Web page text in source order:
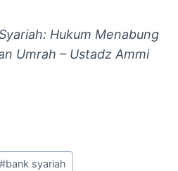
Hukum Menabung
Umrah – Ustadz Ammi
#bank syariah